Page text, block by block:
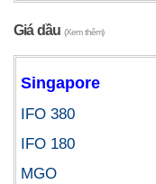
Giá dầu (Xem thêm)
Singapore
IFO 380
IFO 180
MGO